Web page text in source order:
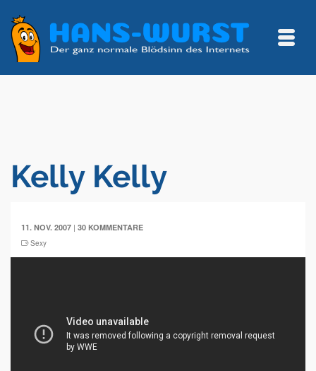
Kelly Kelly
11. NOV. 2007 | 30 KOMMENTARE
Sexy